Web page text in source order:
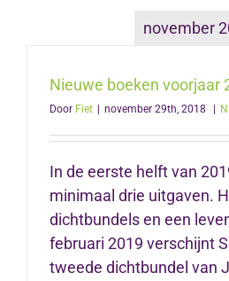
november
Nieuwe boeken voorjaar
Door Fiet november 29th, 2018
In de eerste helft van
minimaal drie uitgaven.
dichtbundels en een
februari 2019 verschijnt
tweede dichtbundel van